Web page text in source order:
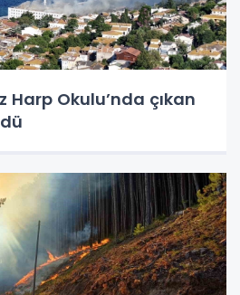
Harp Okulu’nda çıkan